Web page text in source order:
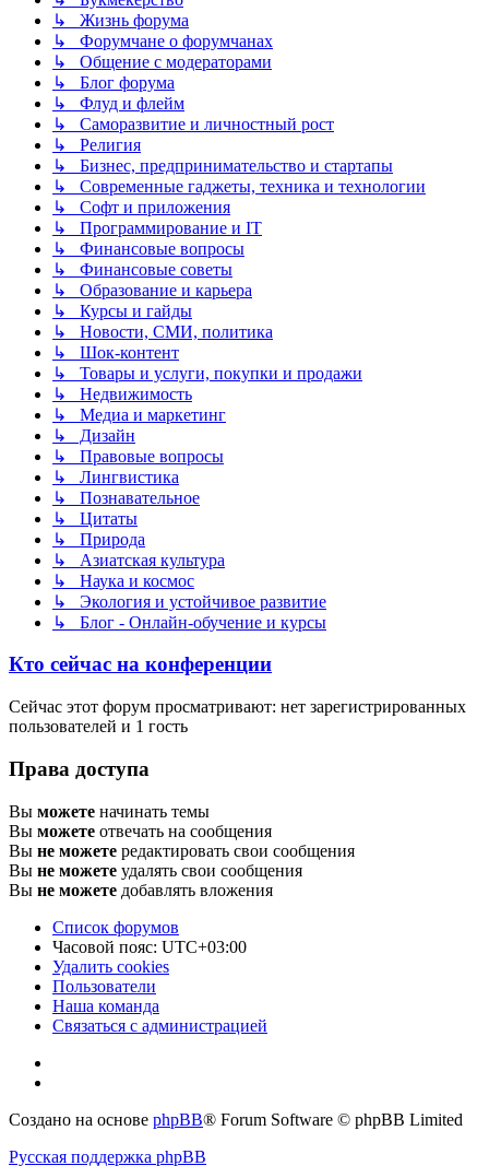
↳ Жизнь форума
↳ Форумчане о форумчанах
↳ Общение с модераторами
↳ Блог форума
↳ Флуд и флейм
↳ Саморазвитие и личностный рост
↳ Религия
↳ Бизнес, предпринимательство и стартапы
↳ Современные гаджеты, техника и технологии
↳ Софт и приложения
↳ Программирование и IT
↳ Финансовые вопросы
↳ Финансовые советы
↳ Образование и карьера
↳ Курсы и гайды
↳ Новости, СМИ, политика
↳ Шок-контент
↳ Товары и услуги, покупки и продажи
↳ Недвижимость
↳ Медиа и маркетинг
↳ Дизайн
↳ Правовые вопросы
↳ Лингвистика
↳ Познавательное
↳ Цитаты
↳ Природа
↳ Азиатская культура
↳ Наука и космос
↳ Экология и устойчивое развитие
↳ Блог - Онлайн-обучение и курсы
Кто сейчас на конференции
Сейчас этот форум просматривают: нет зарегистрированных
пользователей и 1 гость
Права доступа
Вы можете начинать темы
Вы можете отвечать на сообщения
Вы не можете редактировать свои сообщения
Вы не можете удалять свои сообщения
Вы не можете добавлять вложения
Список форумов
Часовой пояс: UTC+03:00
Удалить cookies
Пользователи
Наша команда
Связаться с администрацией
Создано на основе phpBB® Forum Software © phpBB Limited
Русская поддержка phpBB